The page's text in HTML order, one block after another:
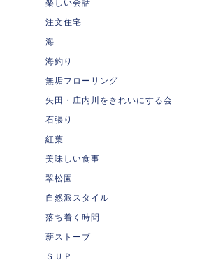
楽しい会話
注文住宅
海
海釣り
無垢フローリング
矢田・庄内川をきれいにする会
石張り
紅葉
美味しい食事
翠松園
自然派スタイル
落ち着く時間
薪ストーブ
ＳＵＰ